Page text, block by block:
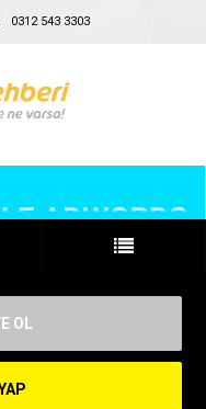
0312 543 3303
OL